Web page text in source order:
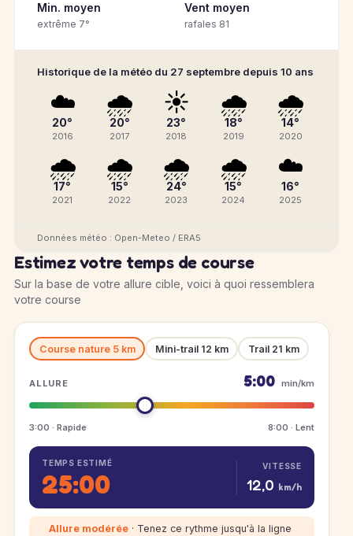
Min. moyen
extrême 7°
Vent moyen
rafales 81
Historique de la météo du 27 septembre depuis 10 ans
☁️
20°
2016
🌧️
20°
2017
☀️
23°
2018
🌧️
18°
2019
🌧️
14°
2020
🌧️
17°
2021
🌧️
15°
2022
🌧️
24°
2023
🌧️
15°
2024
☁️
16°
2025
Données météo : Open-Meteo / ERA5
Estimez votre temps de course
Sur la base de votre allure cible, voici à quoi ressemblera
votre course
Course nature 5 km Mini-trail 12 km Trail 21 km
ALLURE 5:00 min/km
3:00 · Rapide 8:00 · Lent
TEMPS ESTIMÉ
25:00
VITESSE
12,0 km/h
Allure modérée · Tenez ce rythme jusqu'à la ligne